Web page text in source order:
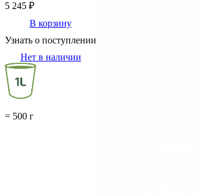
5 245 ₽
В корзину
Узнать о поступлении
Нет в наличии
= 500 г